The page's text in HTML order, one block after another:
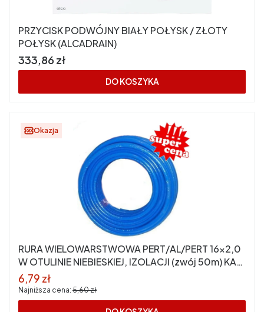
PRZYCISK PODWÓJNY BIAŁY POŁYSK / ZŁOTY
POŁYSK (ALCADRAIN)
Cena
333,86 zł
DO KOSZYKA
Okazja
RURA WIELOWARSTWOWA PERT/AL/PERT 16x2,0
W OTULINIE NIEBIESKIEJ, IZOLACJI (zwój 50m) KAN
PRESS
Cena promocyjna
6,79 zł
Najniższa cena: 5,60 zł